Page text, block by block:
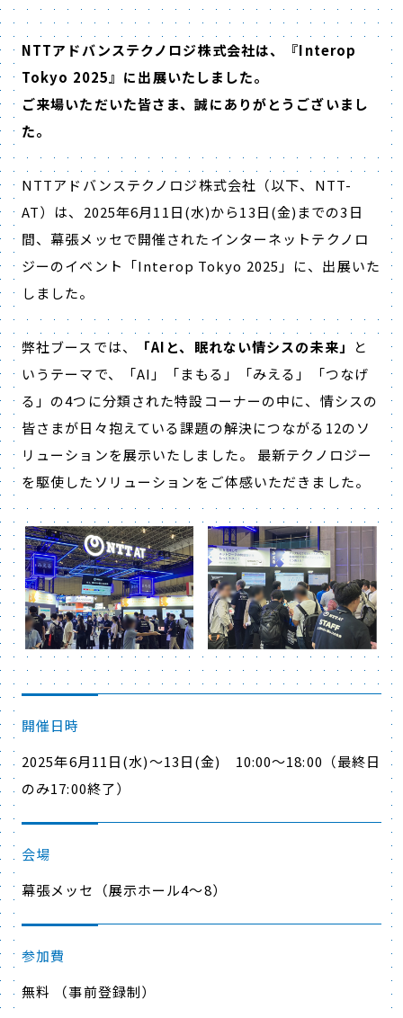
NTTアドバンステクノロジ株式会社は、『Interop
Tokyo 2025』に出展いたしました。
ご来場いただいた皆さま、誠にありがとうございまし
た。
NTTアドバンステクノロジ株式会社（以下、NTT-
AT）は、2025年6月11日(水)から13日(金)までの3日
間、幕張メッセで開催されたインターネットテクノロ
ジーのイベント「Interop Tokyo 2025」に、出展いた
しました。
弊社ブースでは、 「AIと、眠れない情シスの未来」
と
いうテーマで、「AI」「まもる」「みえる」「つなげ
る」の4つに分類された特設コーナーの中に、情シスの
皆さまが日々抱えている課題の解決につながる12のソ
リューションを展示いたしました。 最新テクノロジー
を駆使したソリューションをご体感いただきました。
開催日時
2025年6月11日(水)～13日(金) 10:00～18:00（最終日
のみ17:00終了）
会場
幕張メッセ（展示ホール4～8）
参加費
無料 （事前登録制）